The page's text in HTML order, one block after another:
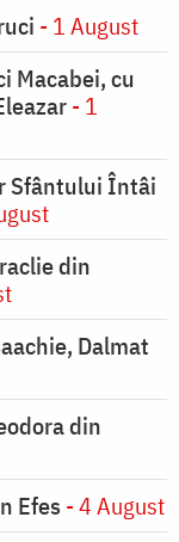
- 1 August
Macabei, cu
- 1
Sfântului Întâi
din
Dalmat
din
Efes - 4 August